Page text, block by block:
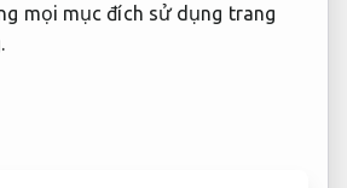
mọi mục đích sử dụng trang